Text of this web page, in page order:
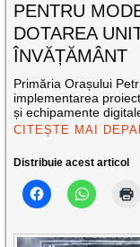
PENTRU
DOTAREA
ÎNVĂȚĂMÂNT
Primăria Orașului
implementarea
și echipamente
CITEȘTE MAI
Distribuie acest articol